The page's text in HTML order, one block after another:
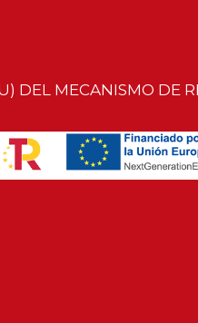
DEL MECANISMO DE